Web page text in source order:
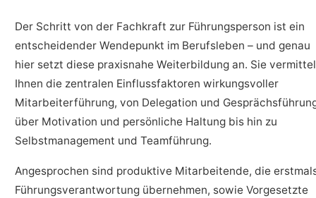
Der Schritt von der Fachkraft zur Führungsperson ist ein
entscheidender Wendepunkt im Berufsleben – und genau
hier setzt diese praxisnahe Weiterbildung an. Sie
Ihnen die zentralen Einflussfaktoren wirkungsvoller
Mitarbeiterführung, von Delegation und
über Motivation und persönliche Haltung bis hin zu
Selbstmanagement und Teamführung.
Angesprochen sind produktive Mitarbeitende, die
Führungsverantwortung übernehmen, sowie Vorgesetzte